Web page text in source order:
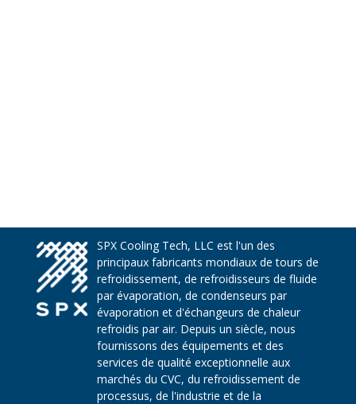
SPX Cooling Tech, LLC est l'un des
principaux fabricants mondiaux de tours de
refroidissement, de refroidisseurs de fluide
par évaporation, de condenseurs par
évaporation et d'échangeurs de chaleur
refroidis par air. Depuis un siècle, nous
fournissons des équipements et des
services de qualité exceptionnelle aux
marchés du CVC, du refroidissement de
processus, de l'industrie et de la